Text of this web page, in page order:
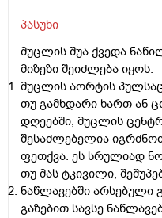
პასუხი
მუცლის შუა ქვედა
მიზეზი შეიძლება იყოს:
მუცლის აორტის
თუ გამხდარი ხართ ან
დღეებში, მუცლის
შესაძლებელია
ფეთქვა. ეს სრულიად
თუ მას ტკივილი,
ნაწლავებში არსებული
გაზებით სავსე